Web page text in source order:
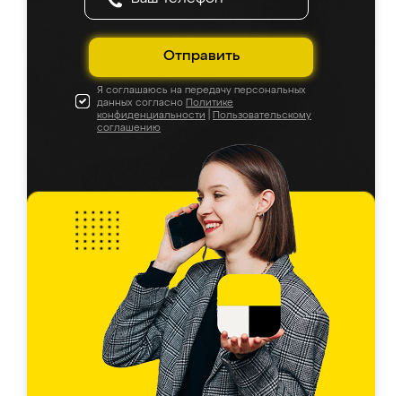
Отправить
Я соглашаюсь на передачу персональных
данных согласно Политике
конфиденциальности
Пользовательскому
соглашению